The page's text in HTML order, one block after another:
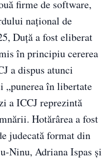
firme de software,
național de
Duță a fost eliberat
în principiu cererea
a dispus atunci
„punerea în libertate
a ICCJ reprezintă
Hotărârea a fost
judecată format din
Ninu, Adriana Ispas și